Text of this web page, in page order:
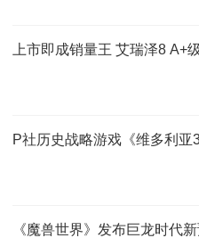
上市即成销量王 艾瑞泽8 A+
P社历史战略游戏《维多利亚
《魔兽世界》发布巨龙时代